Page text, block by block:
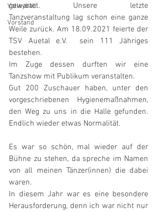
Volleyball
Vorstand
gewartet. Unsere letzte
Tanzveranstaltung lag schon eine ganze
Weile zurück. Am 18.09.2021 feierte der
TSV Auetal e.V.  sein 111 Jähriges
bestehen.
Im Zuge dessen durften wir eine
Tanzshow mit Publikum veranstalten.
Gut 200 Zuschauer haben, unter den
vorgeschriebenen Hygienemaßnahmen,
den Weg zu uns in die Halle gefunden.
Endlich wieder etwas Normalität.
Es war so schön, mal wieder auf der
Bühne zu stehen, da spreche im Namen
von all meinen Tänzer(innen) die dabei
waren.
In diesem Jahr war es eine besondere
Herausforderung, denn ich war nicht nur